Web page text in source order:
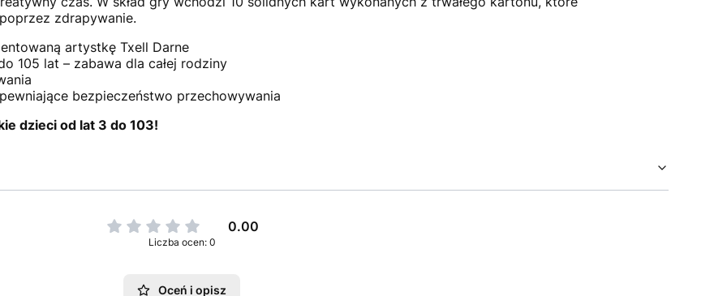
zdrapywanie.
artystkę Txell Darne
105 lat – zabawa dla całej rodziny
bezpieczeństwo przechowywania
dzieci od lat 3 do 103!
0.00
Liczba ocen: 0
Oceń i opisz